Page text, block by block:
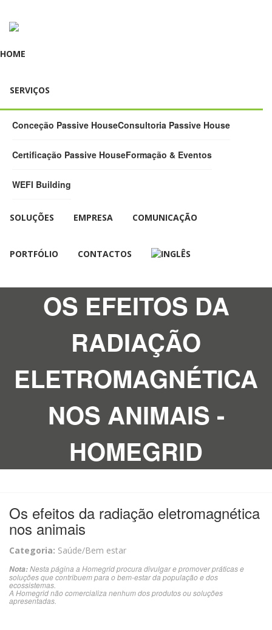
HOME
SERVIÇOS
Conceção Passive HouseConsultoria Passive House
Certificação Passive HouseFormação & Eventos
WEFI Building
SOLUÇÕES EMPRESA COMUNICAÇÃO
PORTFÓLIO CONTACTOS
OS EFEITOS DA
RADIAÇÃO
ELETROMAGNÉTICA
NOS ANIMAIS -
HOMEGRID
Os efeitos da radiação eletromagnética
nos animais
Categoria: Saúde/Bem estar
Nota:Nesta página a Homegrid procura divulgar e promover práticas e
soluções que contribuem para o bem-estar da população e dos
ecossistemas.
A Homegrid não comercializa nenhum dos produtos ou soluções
apresentadas.